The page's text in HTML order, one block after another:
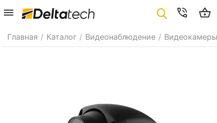
Главная / Каталог / Видеонаблюдение / Видеокамеры